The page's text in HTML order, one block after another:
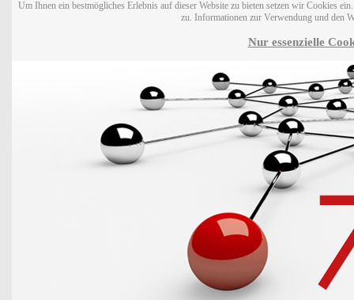
Um Ihnen ein bestmögliches Erlebnis auf dieser Website zu bieten setzen wir Cookies
zu. Informationen zur Verwendung und den
Nur essenzielle